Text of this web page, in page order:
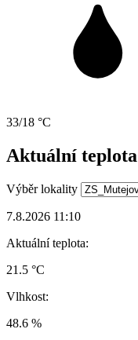
33/18 °C
Aktuální teplota
Výběr lokality
7.8.2026 11:10
Aktuální teplota:
21.5 °C
Vlhkost:
48.6 %